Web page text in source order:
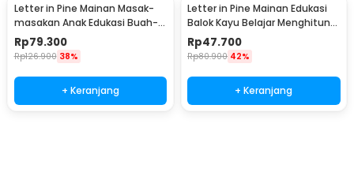
Letter in Pine Mainan Masak-
masakan Anak Edukasi Buah-
Buahan 5 PCS - LIP5
Rp79.300
Rp126.900 38%
+ Keranjang
Letter in Pine Mainan Edukasi
Balok Kayu Belajar Menghitung
- LP50
Rp47.700
Rp80.900 42%
+ Keranjang